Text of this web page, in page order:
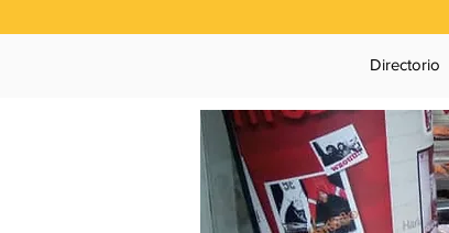
Directorio